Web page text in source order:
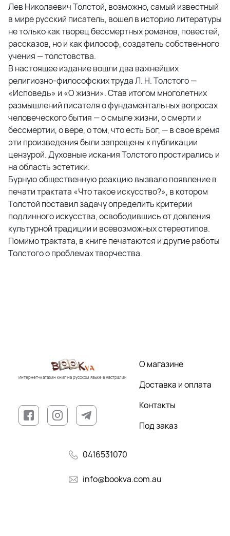
Лев Николаевич Толстой, возможно, самый известный
в мире русский писатель, вошел в историю литературы
не только как творец бессмертных романов, повестей,
рассказов, но и как философ, создатель собственного
учения — толстовства.
В настоящее издание вошли два важнейших
религиозно-философских труда Л. Н. Толстого —
«Исповедь» и «О жизни». Став итогом многолетних
размышлений писателя о фундаментальных вопросах
человеческого бытия — о смыле жизни, о смерти и
бессмертии, о вере, о том, что есть Бог, — в свое время
эти произведения были запрещены к публикации
цензурой. Духовные искания Толстого простирались и
на область эстетики.
Бурную общественную реакцию вызвало появление в
печати трактата «Что такое искусство?», в котором
Толстой поставил задачу определить критерии
подлинного искусства, освободившись от довления
культурной традиции и всевозможных стереотипов.
Помимо трактата, в книге печатаются и другие работы
Толстого о проблемах творчества.
Интернет-магазин книг на русском языке в Австралии
О магазине
Доставка и оплата
Контакты
Под заказ
0416531070
info@bookva.com.au